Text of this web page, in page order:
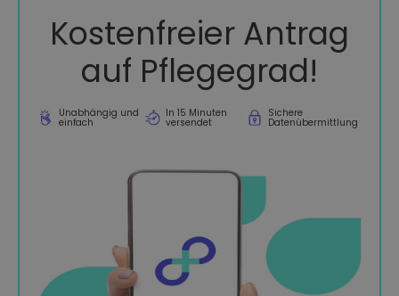
Kostenfreier Antrag
auf Pflegegrad!
Unabhängig und
einfach
In 15 Minuten
versendet
Sichere
Datenübermittlung